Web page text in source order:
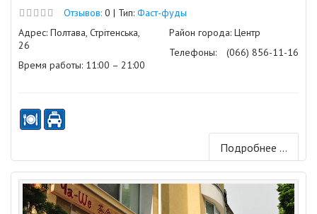
Отзывов: 0 | Тип: Фаст-фуды
Адрес: Полтава, Стрітенська,
26
Время работы: 11:00 – 21:00
Район города: Центр
Телефоны:
(066) 856-11-16
Подробнее ...